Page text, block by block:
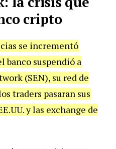
cripto
se incrementó
banco suspendió a
(SEN), su red de
traders pasaran sus
y las exchange de